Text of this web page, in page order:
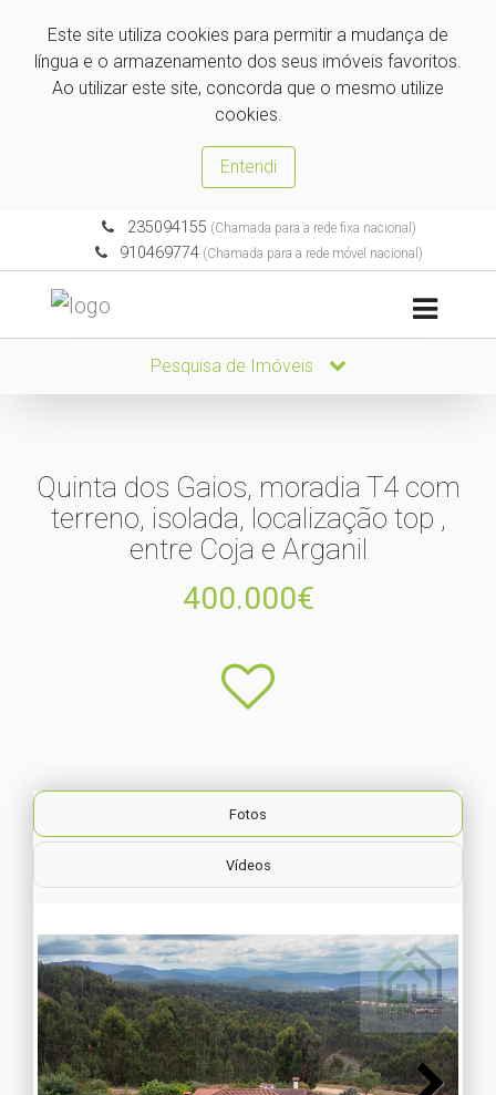
Este site utiliza cookies para permitir a mudança de
língua e o armazenamento dos seus imóveis favoritos.
Ao utilizar este site, concorda que o mesmo utilize
cookies.
Entendi
235094155 (Chamada para a rede fixa nacional)
910469774 (Chamada para a rede móvel nacional)
Pesquisa de Imóveis
Quinta dos Gaios, moradia T4 com
terreno, isolada, localização top ,
entre Coja e Arganil
400.000€
Fotos
Vídeos